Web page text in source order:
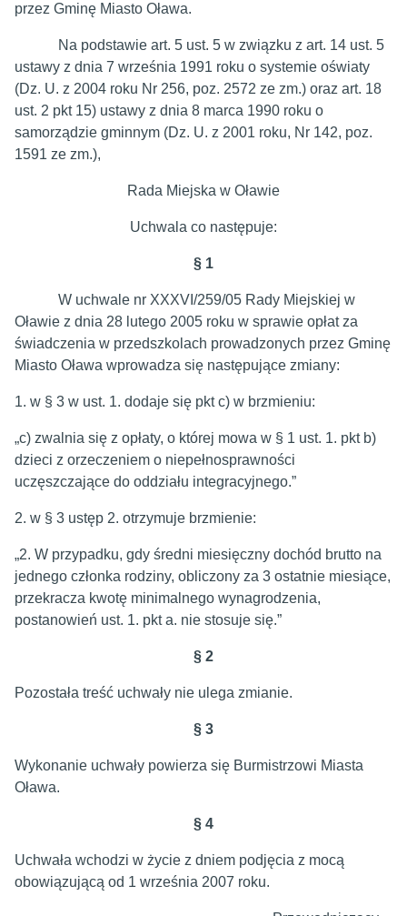
przez Gminę Miasto Oława.
Na podstawie art. 5 ust. 5 w związku z art. 14 ust. 5
ustawy z dnia 7 września 1991 roku o systemie oświaty
(Dz. U. z 2004 roku Nr 256, poz. 2572 ze zm.) oraz art. 18
ust. 2 pkt 15) ustawy z dnia 8 marca 1990 roku o
samorządzie gminnym (Dz. U. z 2001 roku, Nr 142, poz.
1591 ze zm.),
Rada Miejska w Oławie
Uchwala co następuje:
§ 1
W uchwale nr XXXVI/259/05 Rady Miejskiej w
Oławie z dnia 28 lutego 2005 roku w sprawie opłat za
świadczenia w przedszkolach prowadzonych przez Gminę
Miasto Oława wprowadza się następujące zmiany:
1. w § 3 w ust. 1. dodaje się pkt c) w brzmieniu:
„c) zwalnia się z opłaty, o której mowa w § 1 ust. 1. pkt b)
dzieci z orzeczeniem o niepełnosprawności
uczęszczające do oddziału integracyjnego.”
2. w § 3 ustęp 2. otrzymuje brzmienie:
„2. W przypadku, gdy średni miesięczny dochód brutto na
jednego członka rodziny, obliczony za 3 ostatnie miesiące,
przekracza kwotę minimalnego wynagrodzenia,
postanowień ust. 1. pkt a. nie stosuje się.”
§ 2
Pozostała treść uchwały nie ulega zmianie.
§ 3
Wykonanie uchwały powierza się Burmistrzowi Miasta
Oława.
§ 4
Uchwała wchodzi w życie z dniem podjęcia z mocą
obowiązującą od 1 września 2007 roku.